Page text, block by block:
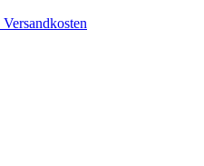
Versandkosten